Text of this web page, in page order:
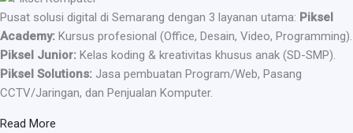
Pusat solusi digital di Semarang dengan 3 layanan utama: Piksel
Academy: Kursus profesional (Office, Desain, Video, Programming).
Piksel Junior: Kelas koding & kreativitas khusus anak (SD-SMP).
Piksel Solutions: Jasa pembuatan Program/Web, Pasang
CCTV/Jaringan, dan Penjualan Komputer.
Read More